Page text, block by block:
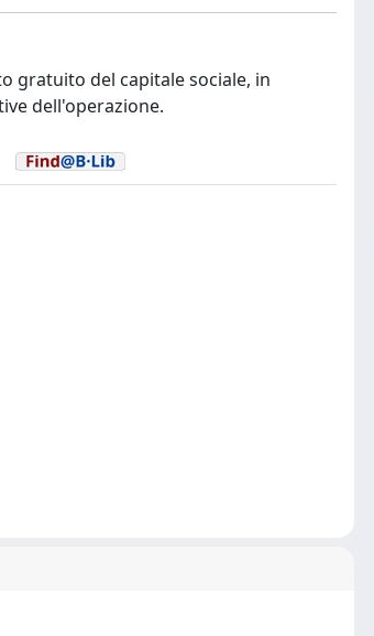
gratuito del capitale sociale, in
dell'operazione.